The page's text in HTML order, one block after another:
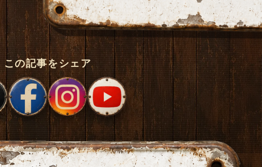
この記事をシェア